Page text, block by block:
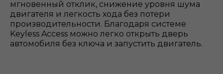
мгновенный отклик, снижение уровня шума
двигателя и легкость хода без потери
производительности. Благодаря системе
Keyless Access можно легко открыть дверь
автомобиля без ключа и запустить двигатель.